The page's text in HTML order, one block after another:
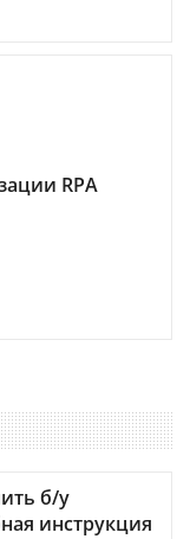
RPA
б/у
инструкция